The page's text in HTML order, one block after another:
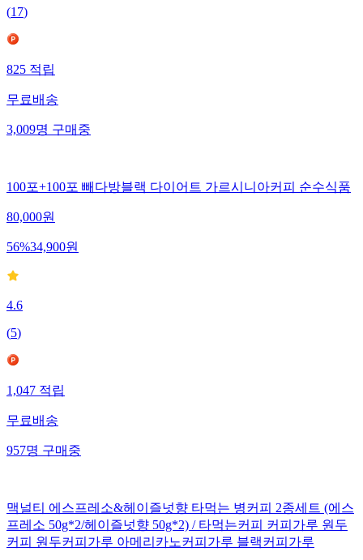
(17)
825적립
무료배송
3,009명구매중
100포+100포 빼다방블랙 다이어트 가르시니아커피 순수식품
80,000원
56%34,900원
4.6
(5)
1,047적립
무료배송
957명구매중
맥널티 에스프레소&헤이즐넛향 타먹는 병커피 2종세트 (에스
프레소 50g*2/헤이즐넛향 50g*2) / 타먹는커피 커피가루 원두
커피 원두커피가루 아메리카노커피가루 블랙커피가루